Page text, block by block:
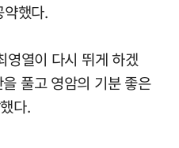
했다.
영열이 다시 뛰게 하겠
풀고 영암의 기분 좋은
다.